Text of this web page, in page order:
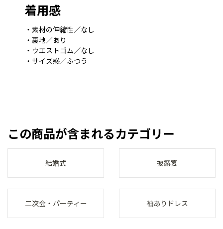
着用感
・素材の伸縮性／なし
・裏地／あり
・ウエストゴム／なし
・サイズ感／ふつう
この商品が含まれるカテゴリー
結婚式 披露宴
二次会・パーティー 袖ありドレス